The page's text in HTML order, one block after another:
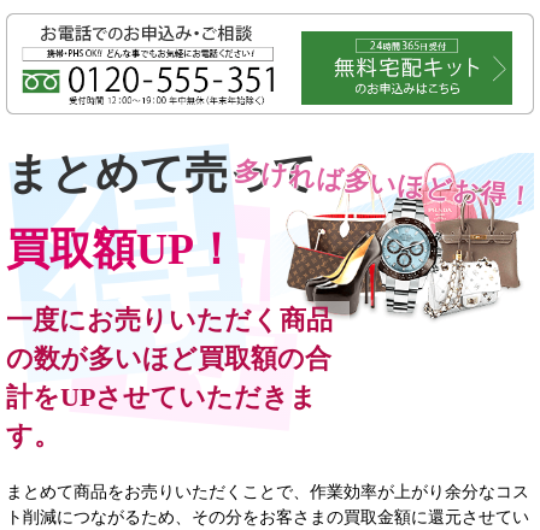
まとめて売って
買取額UP！
多ければ多いほどお得！
一度にお売りいただく商品
の数が多いほど買取額の合
計をUPさせていただきま
す。
まとめて商品をお売りいただくことで、作業効率が上がり余分なコス
ト削減につながるため、その分をお客さまの買取金額に還元させてい